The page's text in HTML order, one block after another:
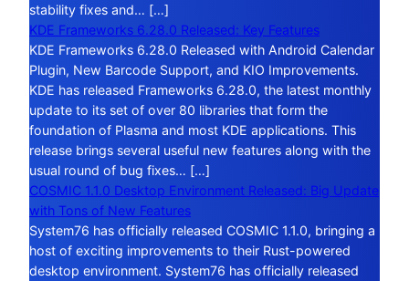
stability fixes and… […]
KDE Frameworks 6.28.0 Released: Key Features
KDE Frameworks 6.28.0 Released with Android Calendar
Plugin, New Barcode Support, and KIO Improvements.
KDE has released Frameworks 6.28.0, the latest monthly
update to its set of over 80 libraries that form the
foundation of Plasma and most KDE applications. This
release brings several useful new features along with the
usual round of bug fixes… […]
COSMIC 1.1.0 Desktop Environment Released: Big Update
with Tons of New Features
System76 has officially released COSMIC 1.1.0, bringing a
host of exciting improvements to their Rust-powered
desktop environment. System76 has officially released